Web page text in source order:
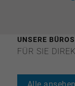
Diese
Vertrauen
entscheiden
UNSERE BÜROS
FÜR SIE